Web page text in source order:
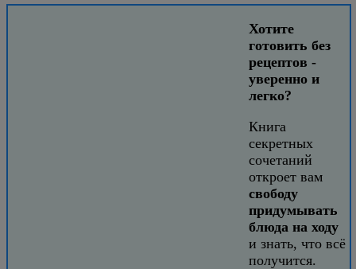
Хотите
готовить без
рецептов -
уверенно и
легко?
Книга
секретных
сочетаний
откроет вам
свободу
придумывать
блюда на ходу
и знать, что всё
получится.